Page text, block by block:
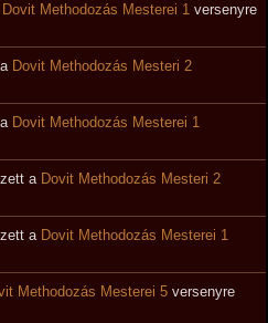
Dovit Methodozás Mesterei 1 versenyre
Dovit Methodozás Mesteri 2
Dovit Methodozás Mesterei 1
a Dovit Methodozás Mesteri 2
a Dovit Methodozás Mesterei 1
Methodozás Mesterei 5 versenyre